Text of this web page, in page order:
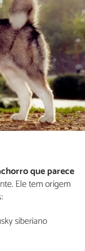
que parece
Ele tem origem
siberiano